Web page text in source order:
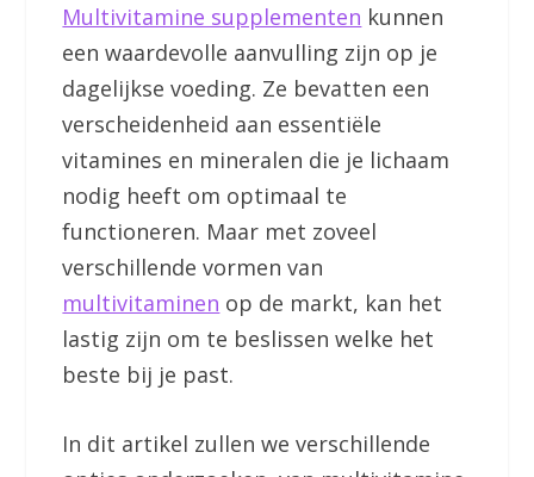
Multivitamine supplementen kunnen
een waardevolle aanvulling zijn op je
dagelijkse voeding. Ze bevatten een
verscheidenheid aan essentiële
vitamines en mineralen die je lichaam
nodig heeft om optimaal te
functioneren. Maar met zoveel
verschillende vormen van
multivitaminen op de markt, kan het
lastig zijn om te beslissen welke het
beste bij je past.
In dit artikel zullen we verschillende